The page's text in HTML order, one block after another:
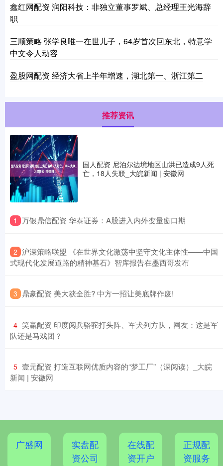
鑫红网配资 润阳科技：非独立董事罗斌、总经理王光海辞
职
三顺策略 张学良唯一在世儿子，64岁首次回东北，特意学
中文令人动容
盈股网配资 经济大省上半年增速，湖北第一、浙江第二
推荐资讯
国人配资 尼泊尔边境地区山洪已造成9人死
亡，18人失联_大皖新闻 | 安徽网
1 ​万银鼎信配资 华泰证券：A股进入内外变量窗口期
2 ​沪深策略联盟 《在世界文化激荡中坚守文化主体性——中国
式现代化发展道路的精神基石》智库报告在墨西哥发布
3 ​鼎豪配资 美大获全胜? 中方一招让美底牌作废!
4 ​笑赢配资 印度阅兵骆驼打头阵、军犬列方队，网友：这是军
队还是马戏团？
5 ​壹元配资 打造互联网优质内容的“梦工厂”（深阅读）_大皖
新闻 | 安徽网
广盛网
实盘配
资公司
在线配
资开户
正规配
资服务